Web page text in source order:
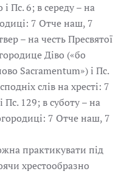
Пс. 6; в середу – на
7 Отче наш, 7
– на честь Пресвятої
Діво («бо
Sacramentum») і Пс.
слів на хресті: 7
129; в суботу – на
7 Отче наш, 7
практикувати під
хрестообразно